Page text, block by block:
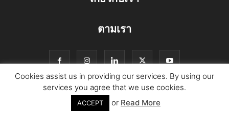
ตามเรา
© Copyright Logistics Manager
Cookies assist us in providing our services. By using our
services you agree that we use cookies.
ACCEPT or Read More